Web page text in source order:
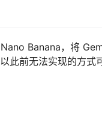
Banana，将
此前无法实现的方